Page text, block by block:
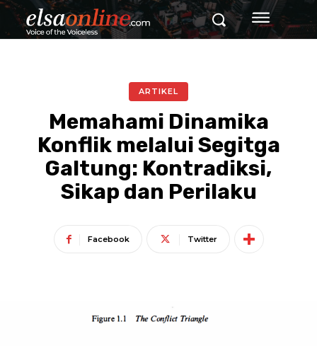
ARTIKEL
Memahami Dinamika
Konflik melalui Segitga
Galtung: Kontradiksi,
Sikap dan Perilaku
Facebook Twitter